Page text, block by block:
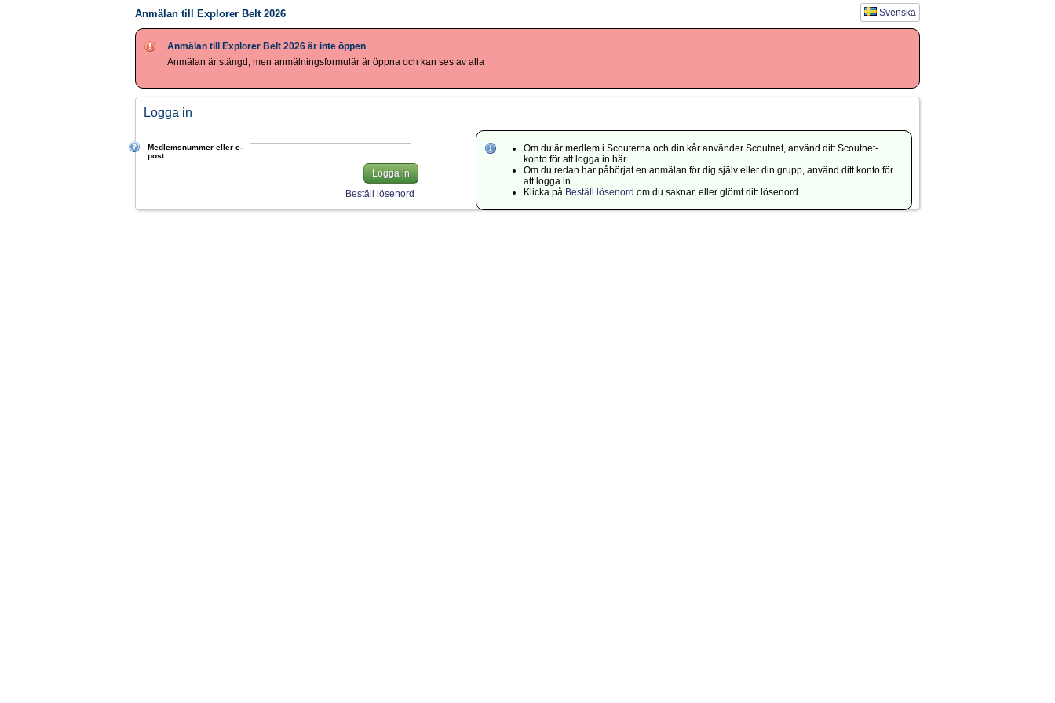
Anmälan till Explorer Belt 2026
Anmälan till Explorer Belt 2026 är inte öppen
Anmälan är stängd, men anmälningsformulär är öppna och kan ses av alla
Logga in
Medlemsnummer eller e-
post:
Logga in
Beställ lösenord
Om du är medlem i Scouterna och din kår använder Scoutnet, använd ditt Scoutnet-
konto för att logga in här.
Om du redan har påbörjat en anmälan för dig själv eller din grupp, använd ditt konto för
att logga in.
Klicka på Beställ lösenord om du saknar, eller glömt ditt lösenord
Svenska